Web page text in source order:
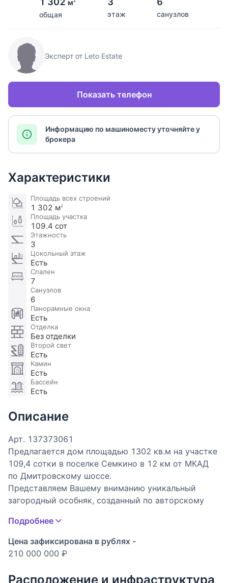
м2
общая этаж санузлов
Эксперт от Leto Estate
Показать телефон
Информацию по машиноместу уточняйте у
брокера
Характеристики
Площадь всех строений
1 302 м2
Площадь участка
109.4 сот
Этажность
3
Цокольный этаж
Есть
Спален
7
Санузлов
6
Панорамные окна
Есть
Отделка
Без отделки
Второй свет
Есть
Камин
Есть
Бассейн
Есть
Описание
Арт. 137373061
Предлагается дом площадью 1302 кв.м на участке
109,4 сотки в поселке Семкино в 12 км от МКАД
по Дмитровскому шоссе.
Представляем Вашему вниманию уникальный
загородный особняк, созданный по авторскому
живописном лесном участке площадью более 1
гектара. Дом органично вписан в природный
ландшафт и буквально утопает в хвойном лесу,
приватности, которая практически недостижима
Подробнее
Цена зафиксирована в рублях -
210 000 000 ₽
Расположение и инфраструктура